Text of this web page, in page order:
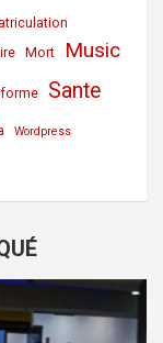
Mort Music
Sante
Wordpress